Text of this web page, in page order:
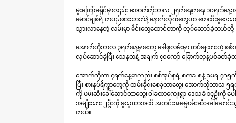
မူးတြော်ခရိုင်မှာလည်း အောက်တိုဘာလ ၂ရက်နေ့ကနေ ၁၀ရက်နေ့
မောင်ချစ်ရဲ့ တပည်ဖားသာဘဲနဲ့ နောက်လိုက်တွေဟာ ဖောထီးခူဒ
သွားလာနေတဲ့ လမ်းမှာ မိုင်းတွေထောင်တာကို လုပ်ဆောင်ခဲ့တယ်
အောက်တိုဘာလ ၃ရက်နေ့မှာတော့ ခေါဖုလမ်းမှာ တပ်ချထားတဲ့ စ
လုပ်ဆောင်ခဲ့ပြီး သေနတ်နဲ့ အချက် ၄၀ကျော် ခြောက်လှန့်ပစ်ခ
အောက်တိုဘာ ၄ရက်နေ့မှာလည်း စစ်အုပ်စုရဲ့ စကခ-၈နဲ့ ခမရ-၄၀၅
ပြီး စားနပ်ရိက္ခာတွေကို ထမ်းခိုင်းစေခဲ့တာတွေ၊ အောက်တိုဘာလ ၅
ကို ဖမ်းဆီးခေါ်ဆောင်တာတွေ၊ ဝါခထာကျေးရွာ ဒေသခံ ၁၄ဦးကို
အမျိုးသား ၂ဦးကို ခူသူထာအထိ အတင်းအဓမ္မဖမ်းဆီးခေါ်ဆော
တယ်။